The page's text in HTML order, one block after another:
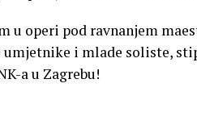
u operi pod ravnanjem
i mlade soliste,
a u Zagrebu!